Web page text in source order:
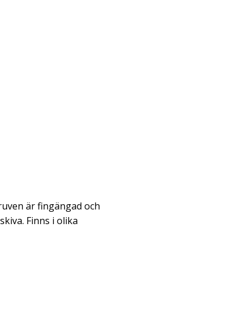
är fingängad och
Finns i olika